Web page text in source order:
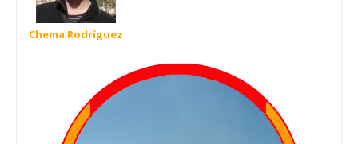
Chema Rodríguez